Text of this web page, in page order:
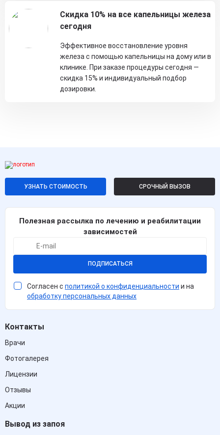
Скидка 10% на все капельницы железа
сегодня
Эффективное восстановление уровня
железа с помощью капельницы на дому или в
клинике. При заказе процедуры сегодня —
скидка 15% и индивидуальный подбор
дозировки.
УЗНАТЬ СТОИМОСТЬ СРОЧНЫЙ ВЫЗОВ
Полезная рассылка по лечению и реабилитации
зависимостей
ПОДПИСАТЬСЯ
Согласен с политикой о конфиденциальности и на
обработку персональных данных
Контакты
Врачи
Фотогалерея
Лицензии
Отзывы
Акции
Вывод из запоя